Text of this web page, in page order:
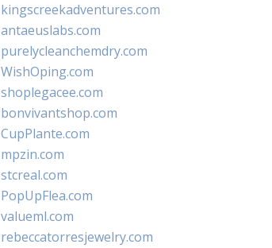
kingscreekadventures.com
antaeuslabs.com
purelycleanchemdry.com
WishOping.com
shoplegacee.com
bonvivantshop.com
CupPlante.com
mpzin.com
stcreal.com
PopUpFlea.com
valueml.com
rebeccatorresjewelry.com